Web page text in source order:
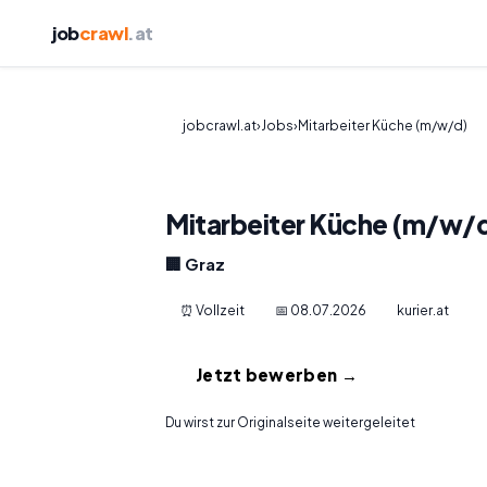
jobcrawl.at
jobcrawl.at›Jobs›Mitarbeiter Küche (m/w/d)
Mitarbeiter Küche (m/w/
🏢 Graz
⏰ Vollzeit 📅 08.07.2026 kurier.at
Jetzt bewerben →
Du wirst zur Originalseite weitergeleitet